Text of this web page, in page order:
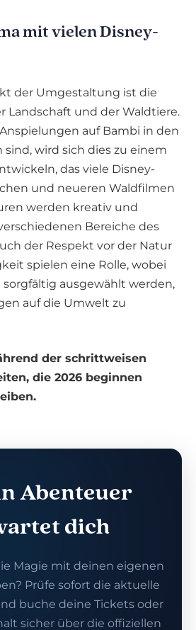
mit vielen Disney-
der Umgestaltung ist die
Landschaft und der Waldtiere.
auf Bambi in den
wird sich dies zu einem
das viele Disney-
und neueren Waldfilmen
werden kreativ und
Bereiche des
der Respekt vor der Natur
spielen eine Rolle, wobei
ausgewählt werden,
auf die Umwelt zu
der schrittweisen
die 2026 beginnen
Abenteuer
dich
Magie mit deinen eigenen
Prüfe sofort die aktuelle
buche deine Tickets oder
sicher über die offiziellen